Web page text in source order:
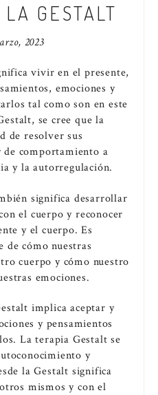
GESTALT
2023
vivir en el presente,
emociones y
tal como son en este
se cree que la
de resolver sus
de comportamiento a
y la autorregulación.
significa desarrollar
el cuerpo y reconocer
y el cuerpo. Es
de cómo nuestras
cuerpo y cómo nuestro
emociones.
implica aceptar y
y pensamientos
La terapia Gestalt se
y
la Gestalt significa
mismos y con el